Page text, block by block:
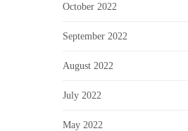
October 2022
September 2022
August 2022
July 2022
May 2022